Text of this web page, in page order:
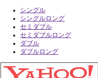
シングル
シングルロング
セミダブル
セミダブルロング
ダブル
ダブルロング